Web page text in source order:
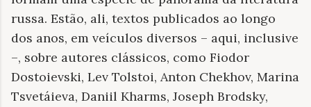
russa. Estão, ali, textos publicados ao longo
dos anos, em veículos diversos – aqui, inclusive
–, sobre autores clássicos, como Fiodor
Dostoievski, Lev Tolstoi, Anton Chekhov, Marina
Tsvetáieva, Daniil Kharms, Joseph Brodsky,